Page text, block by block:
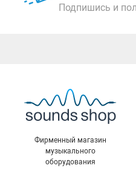
Подпишись и
Фирменный магазин
музыкального
оборудования